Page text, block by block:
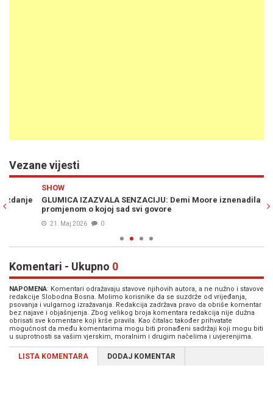
Vezane vijesti
GLUMICA IZAZVALA SENZACIJU: Demi Moore iznenadila
promjenom o kojoj sad svi govore
21. Maj 2026 0
Komentari - Ukupno 0
NAPOMENA: Komentari odražavaju stavove njihovih autora, a ne nužno i stavove
redakcije Slobodna Bosna. Molimo korisnike da se suzdrže od vrijeđanja,
psovanja i vulgarnog izražavanja. Redakcija zadržava pravo da obriše komentar
bez najave i objašnjenja. Zbog velikog broja komentara redakcija nije dužna
obrisati sve komentare koji krše pravila. Kao čitalac također prihvatate
mogućnost da među komentarima mogu biti pronađeni sadržaji koji mogu biti
u suprotnosti sa vašim vjerskim, moralnim i drugim načelima i uvjerenjima.
LISTA KOMENTARA DODAJ KOMENTAR